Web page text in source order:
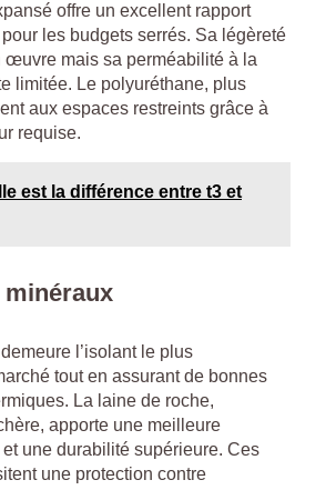
offre un excellent rapport
les budgets serrés. Sa légèreté
œuvre mais sa perméabilité à la
limitée. Le polyuréthane, plus
aux espaces restreints grâce à
requise.
est la différence entre t3 et
l’isolant le plus
tout en assurant de bonnes
La laine de roche,
apporte une meilleure
une durabilité supérieure. Ces
une protection contre